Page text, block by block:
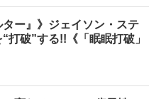
ター』》ジェイソン・ステ
打破”する!!《「眠眠打破」